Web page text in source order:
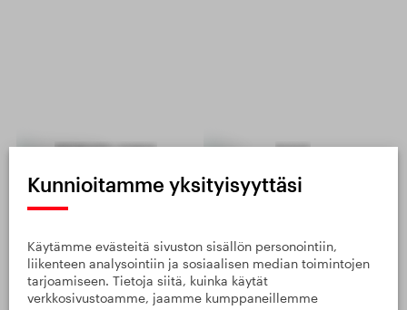
PERHELOMA ECO
Kunnioitamme yksityisyyttäsi
Käytämme evästeitä sivuston sisällön personointiin,
liikenteen analysointiin ja sosiaalisen median toimintojen
tarjoamiseen. Tietoja siitä, kuinka käytät
verkkosivustoamme, jaamme kumppaneillemme